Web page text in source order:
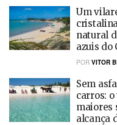
Um
natural
azuis do
POR VITOR
Sem
carros:
maiores
alcança